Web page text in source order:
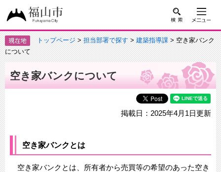
トップページ>担当部署で探す>建築指導課> 空き家バンク
について
空き家バンクについて
掲載日：2025年4月1日更新
空き家バンクとは
空き家バンクとは、所有者から売買等の希望のあった空き